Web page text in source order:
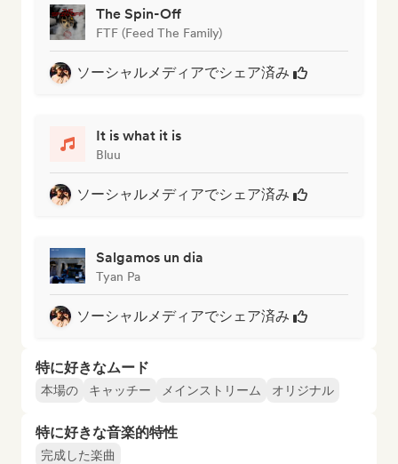
The Spin-Off
FTF (Feed The Family)
ソーシャルメディアでシェア済み
It is what it is
Bluu
ソーシャルメディアでシェア済み
Salgamos un dia
Tyan Pa
ソーシャルメディアでシェア済み
特に好きなムード
本場の キャッチー メインストリーム オリジナル
特に好きな音楽的特性
完成した楽曲